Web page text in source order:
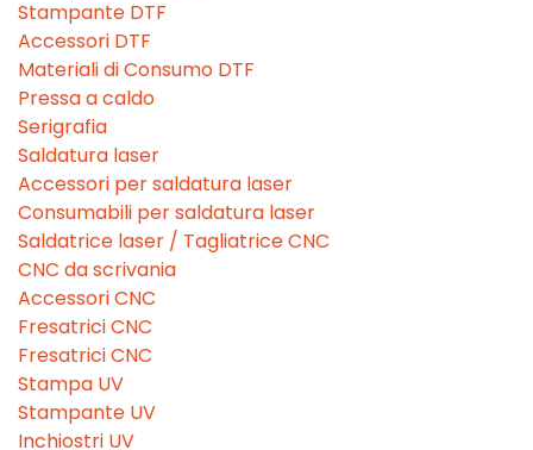
Stampante DTF
Accessori DTF
Materiali di Consumo DTF
Pressa a caldo
Serigrafia
Saldatura laser
Accessori per saldatura laser
Consumabili per saldatura laser
Saldatrice laser / Tagliatrice CNC
CNC da scrivania
Accessori CNC
Fresatrici CNC
Fresatrici CNC
Stampa UV
Stampante UV
Inchiostri UV